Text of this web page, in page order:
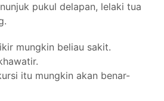
pukul delapan, lelaki tua
mungkin beliau sakit.
itu mungkin akan benar-